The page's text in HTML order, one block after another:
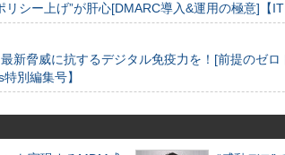
シー上げ”が肝心[DMARC導入&運用の極意]【
新脅威に抗するデジタル免疫力を！[前提のゼロ
別編集号】